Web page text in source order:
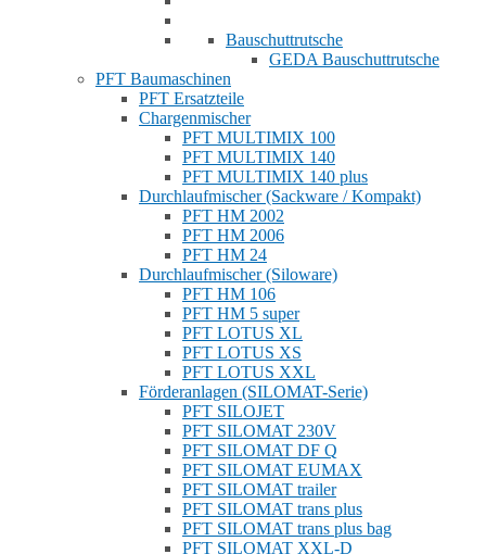
Bauschuttrutsche
GEDA Bauschuttrutsche
PFT Baumaschinen
PFT Ersatzteile
Chargenmischer
PFT MULTIMIX 100
PFT MULTIMIX 140
PFT MULTIMIX 140 plus
Durchlaufmischer (Sackware / Kompakt)
PFT HM 2002
PFT HM 2006
PFT HM 24
Durchlaufmischer (Siloware)
PFT HM 106
PFT HM 5 super
PFT LOTUS XL
PFT LOTUS XS
PFT LOTUS XXL
Förderanlagen (SILOMAT-Serie)
PFT SILOJET
PFT SILOMAT 230V
PFT SILOMAT DF Q
PFT SILOMAT EUMAX
PFT SILOMAT trailer
PFT SILOMAT trans plus
PFT SILOMAT trans plus bag
PFT SILOMAT XXL-D